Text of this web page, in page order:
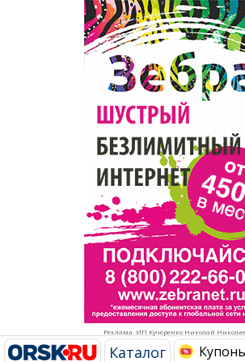
Реклама. ИП Кучеренко Николай
Каталог
Рестораны, кафе, бары
Развлечения и отдых
Спорт Фитнес
Недвижимость
Красота Косметология
Торговля
Бизнес и
Юристы,
Ремонт
Это
Популярное →